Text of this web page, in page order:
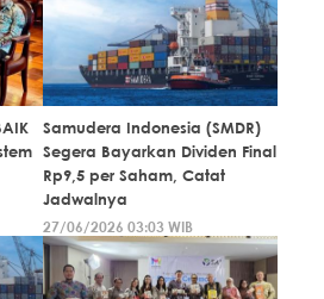
Samudera Indonesia (SMDR)
Segera Bayarkan Dividen Final
Rp9,5 per Saham, Catat
Jadwalnya
27/06/2026 03:03 WIB